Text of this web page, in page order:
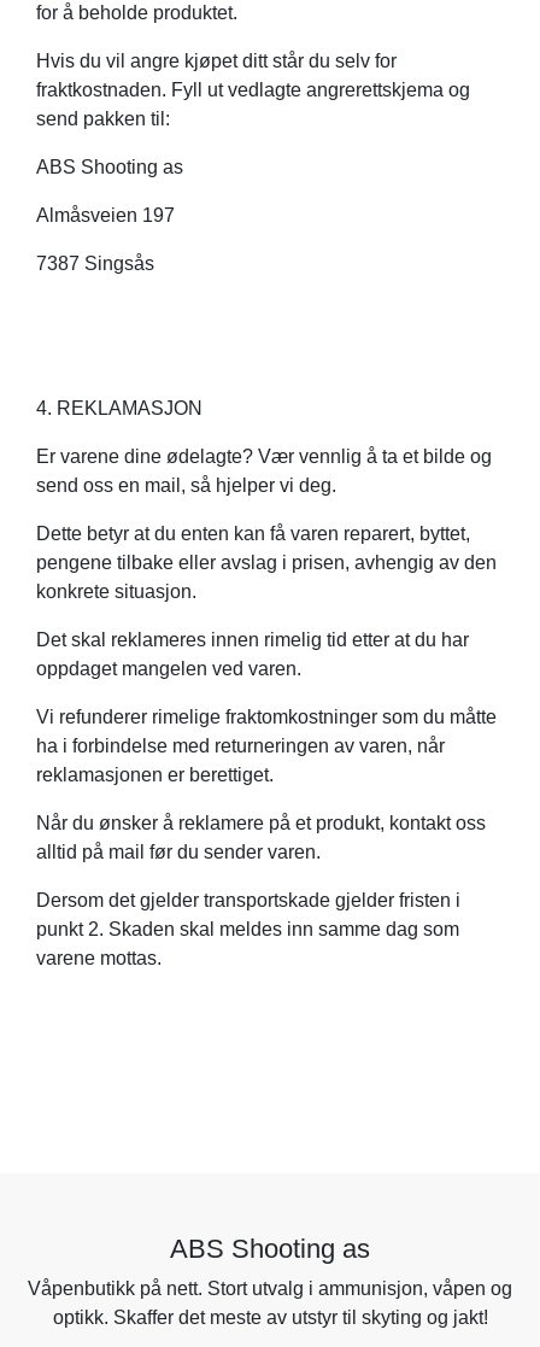
for å beholde produktet.
Hvis du vil angre kjøpet ditt står du selv for
fraktkostnaden. Fyll ut vedlagte angrerettskjema og
send pakken til:
ABS Shooting as
Almåsveien 197
7387 Singsås
4. REKLAMASJON
Er varene dine ødelagte? Vær vennlig å ta et bilde og
send oss en mail, så hjelper vi deg.
Dette betyr at du enten kan få varen reparert, byttet,
pengene tilbake eller avslag i prisen, avhengig av den
konkrete situasjon.
Det skal reklameres innen rimelig tid etter at du har
oppdaget mangelen ved varen.
Vi refunderer rimelige fraktomkostninger som du måtte
ha i forbindelse med returneringen av varen, når
reklamasjonen er berettiget.
Når du ønsker å reklamere på et produkt, kontakt oss
alltid på mail før du sender varen.
Dersom det gjelder transportskade gjelder fristen i
punkt 2. Skaden skal meldes inn samme dag som
varene mottas.
ABS Shooting as
Våpenbutikk på nett. Stort utvalg i ammunisjon, våpen og
optikk. Skaffer det meste av utstyr til skyting og jakt!